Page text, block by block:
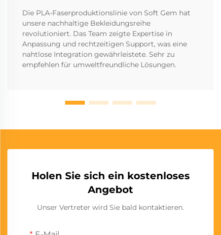
Die PLA-Faserproduktionslinie von Soft Gem hat
unsere nachhaltige Bekleidungsreihe
revolutioniert. Das Team zeigte Expertise in
Anpassung und rechtzeitigen Support, was eine
nahtlose Integration gewährleistete. Sehr zu
empfehlen für umweltfreundliche Lösungen.
Holen Sie sich ein kostenloses
Angebot
Unser Vertreter wird Sie bald kontaktieren.